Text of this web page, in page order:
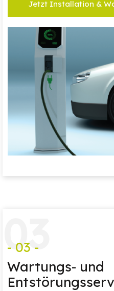
Jetzt Installation &
03
- 03 -
Wartungs- und